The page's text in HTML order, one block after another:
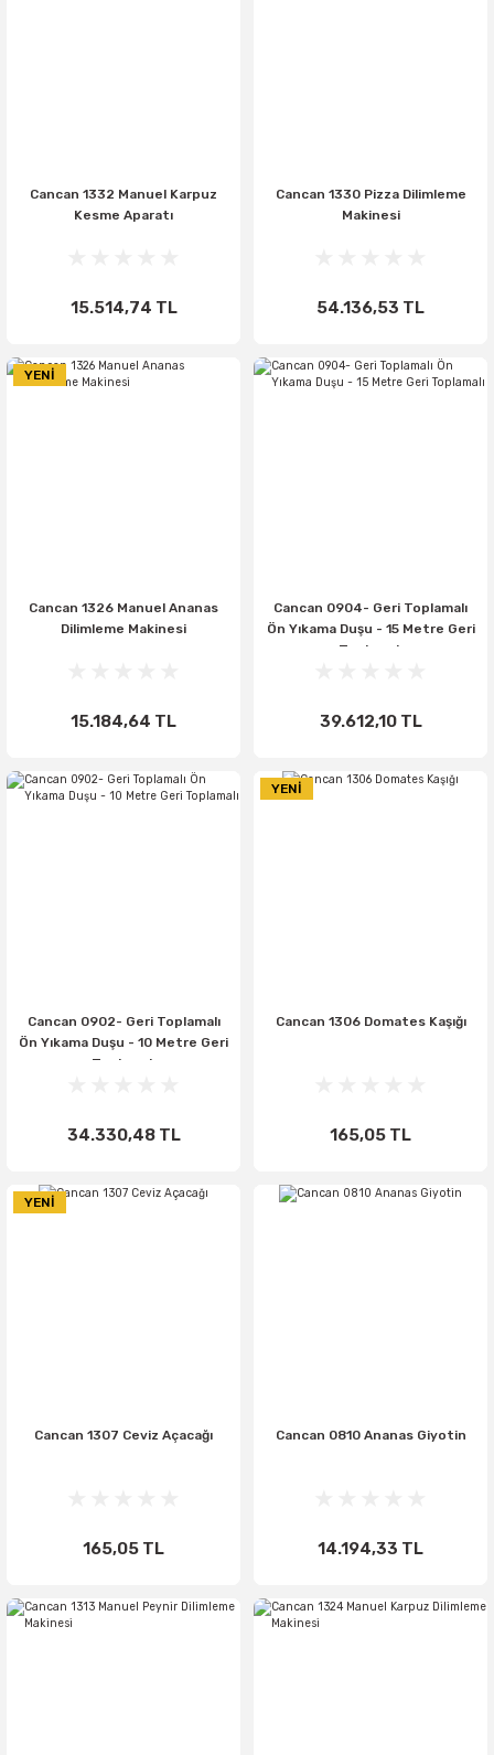
Cancan 1332 Manuel Karpuz
Kesme Aparatı
15.514,74 TL
Cancan 1330 Pizza Dilimleme
Makinesi
54.136,53 TL
YENİ
Cancan 1326 Manuel Ananas
Dilimleme Makinesi
15.184,64 TL
Cancan 0904- Geri Toplamalı
Ön Yıkama Duşu - 15 Metre Geri
Toplamalı
39.612,10 TL
Cancan 0902- Geri Toplamalı
Ön Yıkama Duşu - 10 Metre Geri
Toplamalı
34.330,48 TL
YENİ
Cancan 1306 Domates Kaşığı
165,05 TL
YENİ
Cancan 1307 Ceviz Açacağı
165,05 TL
Cancan 0810 Ananas Giyotin
14.194,33 TL